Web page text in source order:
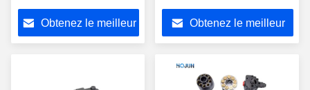
haute pression
Obtenez le meilleur
Obtenez le meilleur